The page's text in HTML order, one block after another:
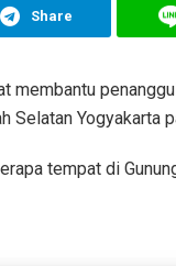
Share
membantu
Selatan Yogyakarta
tempat di